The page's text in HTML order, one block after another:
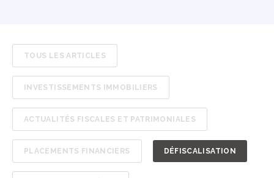
TOUS LES ARTICLES
INVESTISSEMENTS IMMOBILIERS
ACTUALITÉS FISCALES ET PATRIMONIALES
PLACEMENTS FINANCIERS DÉFISCALISATION